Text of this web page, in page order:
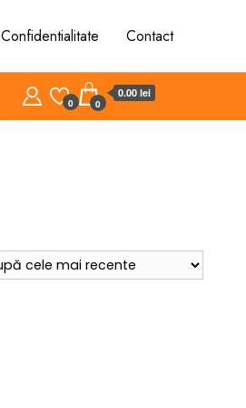
Confidentialitate Contact
0 0
0.00 lei